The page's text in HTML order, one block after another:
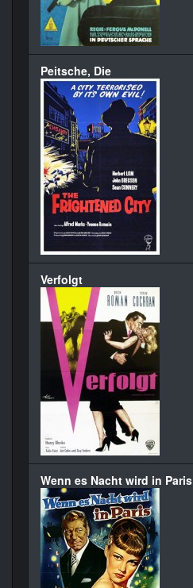
Peitsche, Die
Verfolgt
Wenn es Nacht wird in Paris